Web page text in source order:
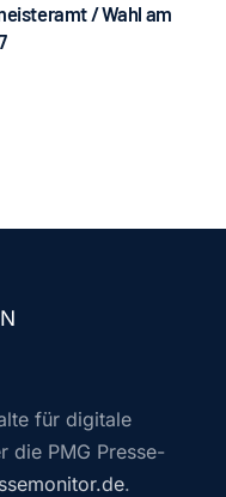
/ Wahl am
für digitale
die PMG Presse-
.